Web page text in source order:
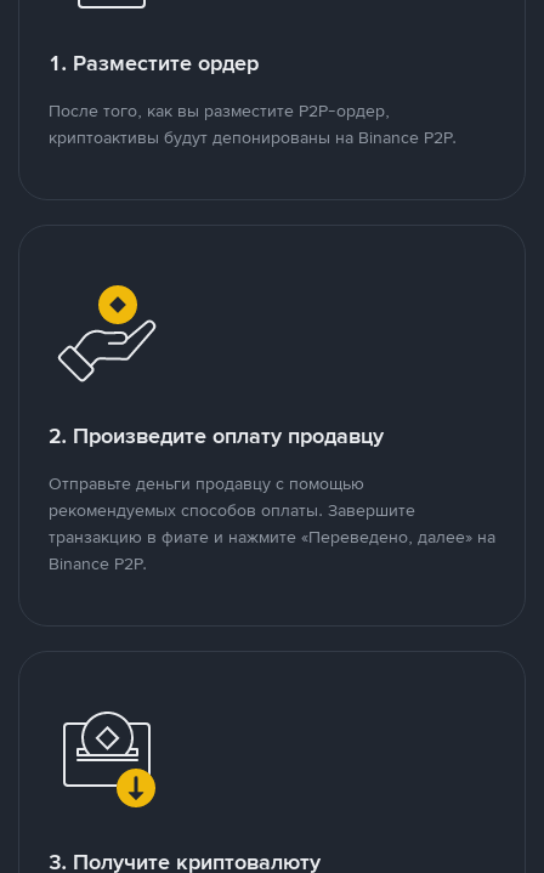
1. Разместите ордер
После того, как вы разместите P2P-ордер,
криптоактивы будут депонированы на Binance P2P.
2. Произведите оплату продавцу
Отправьте деньги продавцу с помощью
рекомендуемых способов оплаты. Завершите
транзакцию в фиате и нажмите «Переведено, далее» на
Binance P2P.
3. Получите криптовалюту